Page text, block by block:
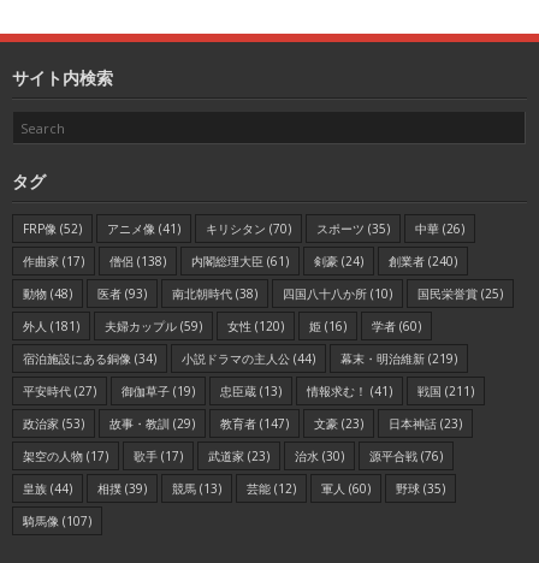
サイト内検索
タグ
FRP像 (52) アニメ像 (41) キリシタン (70) スポーツ (35) 中華 (26)
作曲家 (17) 僧侶 (138) 内閣総理大臣 (61) 剣豪 (24) 創業者 (240)
動物 (48) 医者 (93) 南北朝時代 (38) 四国八十八か所 (10) 国民栄誉賞 (25)
外人 (181) 夫婦カップル (59) 女性 (120) 姫 (16) 学者 (60)
宿泊施設にある銅像 (34) 小説ドラマの主人公 (44) 幕末・明治維新 (219)
平安時代 (27) 御伽草子 (19) 忠臣蔵 (13) 情報求む！ (41) 戦国 (211)
政治家 (53) 故事・教訓 (29) 教育者 (147) 文豪 (23) 日本神話 (23)
架空の人物 (17) 歌手 (17) 武道家 (23) 治水 (30) 源平合戦 (76)
皇族 (44) 相撲 (39) 競馬 (13) 芸能 (12) 軍人 (60) 野球 (35)
騎馬像 (107)